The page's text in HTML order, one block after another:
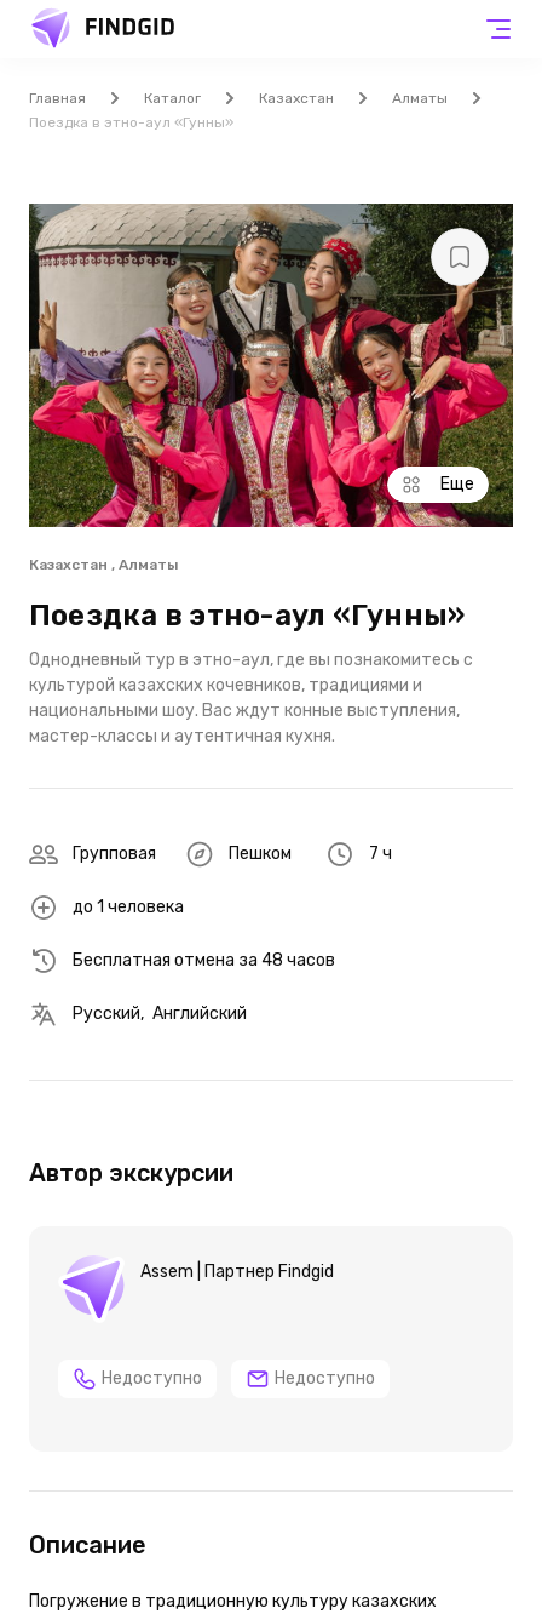
Главная Каталог Казахстан
Алматы
Поездка в этно-аул «Гунны»
Еще
Казахстан , Алматы
Поездка в этно-аул «Гунны»
Однодневный тур в этно-аул, где вы познакомитесь с
культурой казахских кочевников, традициями и
национальными шоу. Вас ждут конные выступления,
мастер-классы и аутентичная кухня.
Групповая Пешком 7 ч
до 1 человека
Бесплатная отмена за 48 часов
Русский, Английский
Автор экскурсии
Assem | Партнер Findgid
Недоступно Недоступно
Описание
Погружение в традиционную культуру казахских